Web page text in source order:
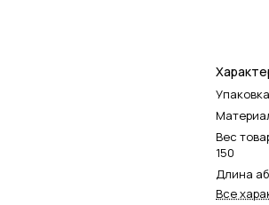
Упаковка
Вес
150
Длина
Все